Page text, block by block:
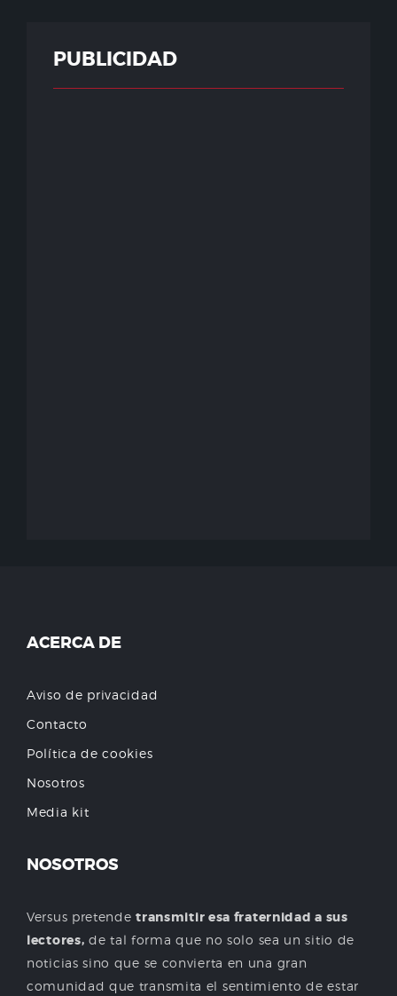
PUBLICIDAD
ACERCA DE
Aviso de privacidad
Contacto
Política de cookies
Nosotros
Media kit
NOSOTROS
Versus pretendetransmitir esa fraternidad a sus
lectores, de tal forma que no solo sea un sitio de
noticias sino que se convierta en una gran
comunidad que transmita el sentimiento de estar